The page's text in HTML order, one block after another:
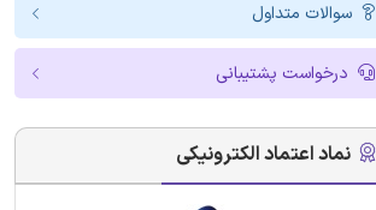
سوالات متداول
درخواست پشتیبانی
نماد اعتماد الکترونیکی